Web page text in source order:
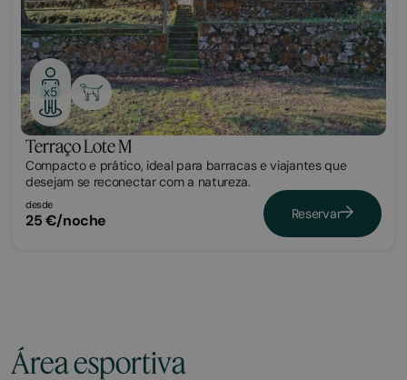
x5
Terraço Lote M
Compacto e prático, ideal para barracas e viajantes que
desejam se reconectar com a natureza.
desde
25 €/noche Reservar
Área esportiva